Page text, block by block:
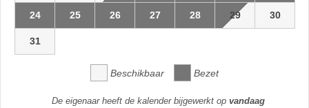
24 25 26 27 28 29 30
31
Beschikbaar Bezet
De eigenaar heeft de kalender bijgewerkt op vandaag